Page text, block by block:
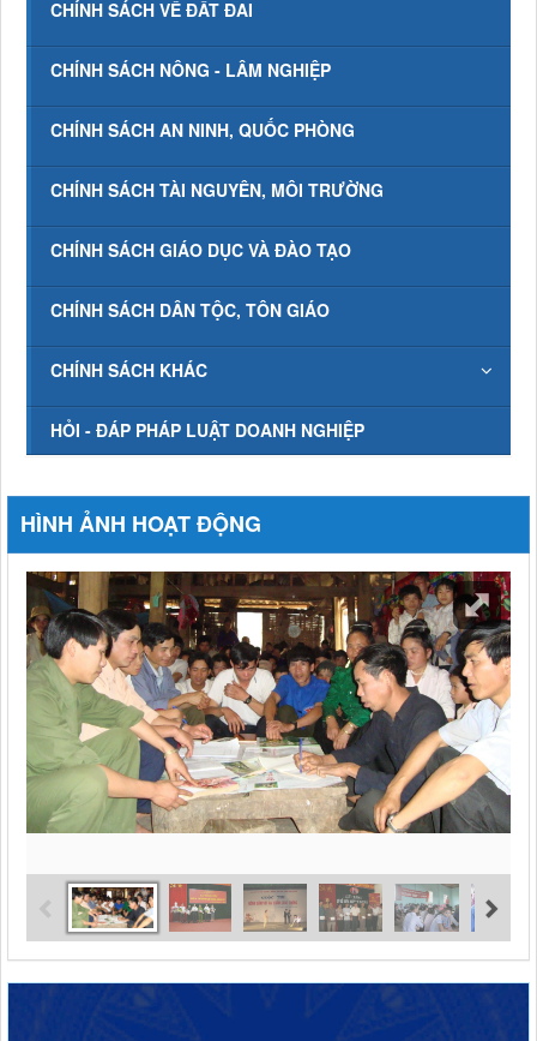
CHÍNH SÁCH VỀ ĐẤT ĐAI
CHÍNH SÁCH NÔNG - LÂM NGHIỆP
CHÍNH SÁCH AN NINH, QUỐC PHÒNG
CHÍNH SÁCH TÀI NGUYÊN, MÔI TRƯỜNG
CHÍNH SÁCH GIÁO DỤC VÀ ĐÀO TẠO
CHÍNH SÁCH DÂN TỘC, TÔN GIÁO
CHÍNH SÁCH KHÁC
HỎI - ĐÁP PHÁP LUẬT DOANH NGHIỆP
HÌNH ẢNH HOẠT ĐỘNG